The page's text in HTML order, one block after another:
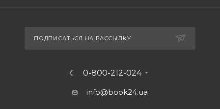
ПОДПИСАТЬСЯ НА РАССЫЛКУ
0-800-212-024
info@book24.ua